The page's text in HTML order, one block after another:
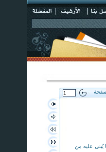
يُبنى عليه من